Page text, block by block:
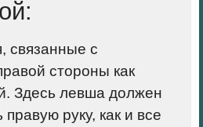
связанные с
стороны как
Здесь левша должен
правую руку, как и все